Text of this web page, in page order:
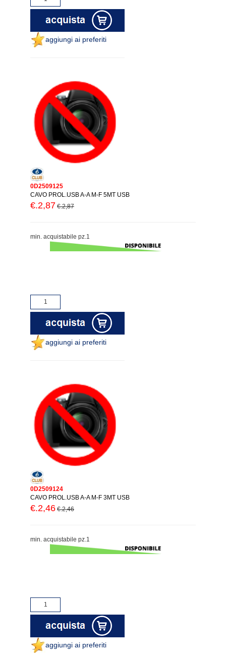
aggiungi ai preferiti
0D2509125
CAVO PROL.USB A-A M-F 5MT USB
€.2,87 €.2,87
min. acquistabile pz.1
aggiungi ai preferiti
0D2509124
CAVO PROL.USB A-A M-F 3MT USB
€.2,46 €.2,46
min. acquistabile pz.1
aggiungi ai preferiti